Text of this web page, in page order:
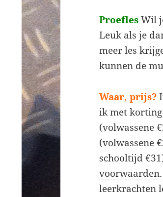
Proefles Wil
Leuk als je
meer les
kunnen de
Waar, prijs?
ik met
(volwassene
(volwassene
schooltijd
voorwaarden
leerkrachten